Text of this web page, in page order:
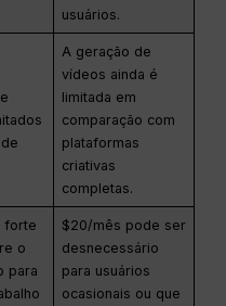
usuários.
A geração de
vídeos ainda é
limitada em
comparação com
plataformas
criativas
completas.
forte
o
para
$20/mês pode ser
desnecessário
para usuários
ocasionais ou que